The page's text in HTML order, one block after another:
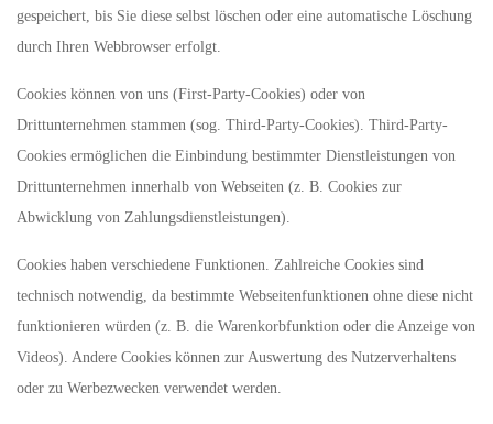
gespeichert, bis Sie diese selbst löschen oder eine automatische Löschung
durch Ihren Webbrowser erfolgt.
Cookies können von uns (First-Party-Cookies) oder von
Drittunternehmen stammen (sog. Third-Party-Cookies). Third-Party-
Cookies ermöglichen die Einbindung bestimmter Dienstleistungen von
Drittunternehmen innerhalb von Webseiten (z. B. Cookies zur
Abwicklung von Zahlungsdienstleistungen).
Cookies haben verschiedene Funktionen. Zahlreiche Cookies sind
technisch notwendig, da bestimmte Webseitenfunktionen ohne diese nicht
funktionieren würden (z. B. die Warenkorbfunktion oder die Anzeige von
Videos). Andere Cookies können zur Auswertung des Nutzerverhaltens
oder zu Werbezwecken verwendet werden.